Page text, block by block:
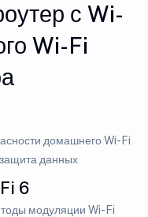
с Wi-
Wi-Fi
домашнего Wi-Fi
данных
6
модуляции Wi-Fi